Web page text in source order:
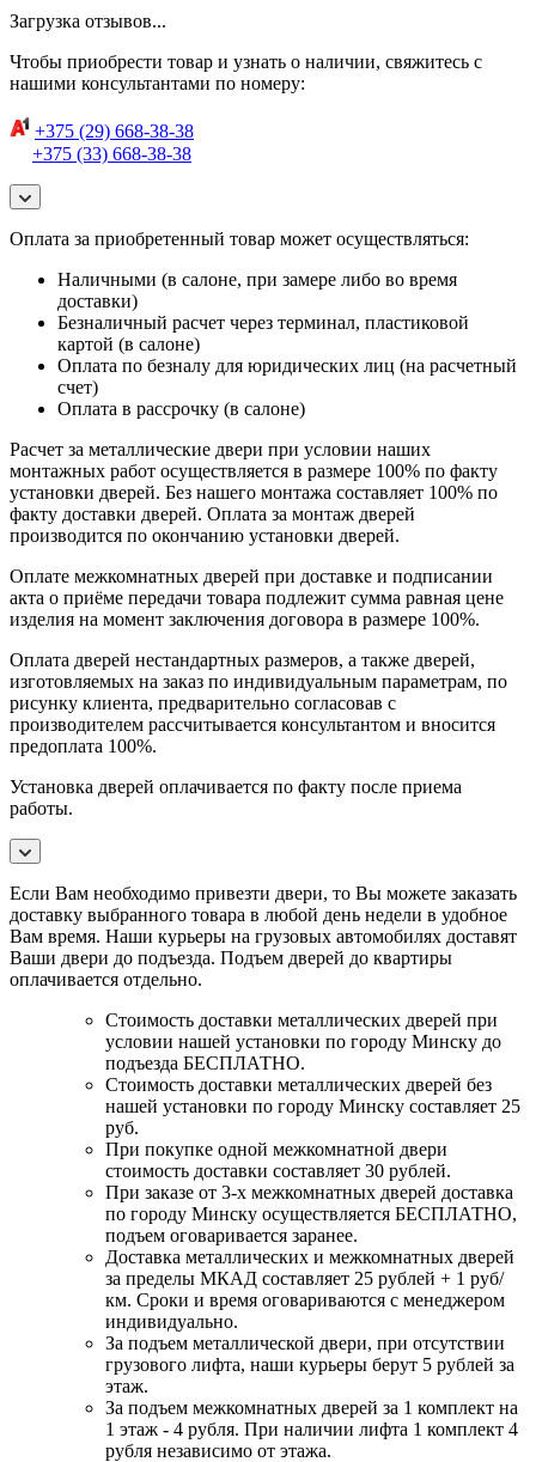
Загрузка отзывов...
Чтобы приобрести товар и узнать о наличии, свяжитесь с
нашими консультантами по номеру:
+375 (29) 668-38-38
+375 (33) 668-38-38
Оплата за приобретенный товар может осуществляться:
Наличными (в салоне, при замере либо во время
доставки)
Безналичный расчет через терминал, пластиковой
картой (в салоне)
Оплата по безналу для юридических лиц (на расчетный
счет)
Оплата в рассрочку (в салоне)
Расчет за металлические двери при условии наших
монтажных работ осуществляется в размере 100% по факту
установки дверей. Без нашего монтажа составляет 100% по
факту доставки дверей. Оплата за монтаж дверей
производится по окончанию установки дверей.
Оплате межкомнатных дверей при доставке и подписании
акта о приёме передачи товара подлежит сумма равная цене
изделия на момент заключения договора в размере 100%.
Оплата дверей нестандартных размеров, а также дверей,
изготовляемых на заказ по индивидуальным параметрам, по
рисунку клиента, предварительно согласовав с
производителем рассчитывается консультантом и вносится
предоплата 100%.
Установка дверей оплачивается по факту после приема
работы.
Если Вам необходимо привезти двери, то Вы можете заказать
доставку выбранного товара в любой день недели в удобное
Вам время. Наши курьеры на грузовых автомобилях доставят
Ваши двери до подъезда. Подъем дверей до квартиры
оплачивается отдельно.
Стоимость доставки металлических дверей при
условии нашей установки по городу Минску до
подъезда БЕСПЛАТНО.
Стоимость доставки металлических дверей без
нашей установки по городу Минску составляет 25
руб.
При покупке одной межкомнатной двери
стоимость доставки составляет 30 рублей.
При заказе от 3-х межкомнатных дверей доставка
по городу Минску осуществляется БЕСПЛАТНО,
подъем оговаривается заранее.
Доставка металлических и межкомнатных дверей
за пределы МКАД составляет 25 рублей + 1 руб/
км. Сроки и время оговариваются с менеджером
индивидуально.
За подъем металлической двери, при отсутствии
грузового лифта, наши курьеры берут 5 рублей за
этаж.
За подъем межкомнатных дверей за 1 комплект на
1 этаж - 4 рубля. При наличии лифта 1 комплект 4
рубля независимо от этажа.